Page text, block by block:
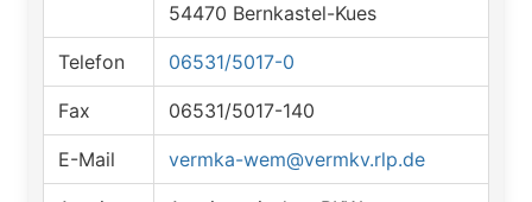
54470 Bernkastel-Kues
Telefon 06531/5017-0
Fax 06531/5017-140
E-Mail vermka-wem@vermkv.rlp.de